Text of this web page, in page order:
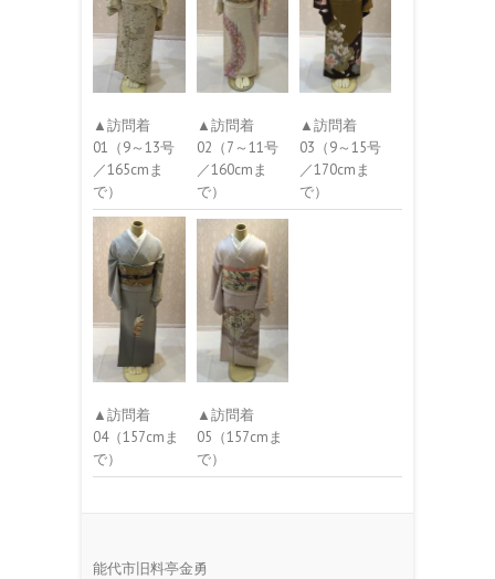
▲訪問着
01（9～13号
／165cmま
で）
▲訪問着
02（7～11号
／160cmま
で）
▲訪問着
03（9～15号
／170cmま
で）
▲訪問着
04（157cmま
で）
▲訪問着
05（157cmま
で）
能代市旧料亭金勇